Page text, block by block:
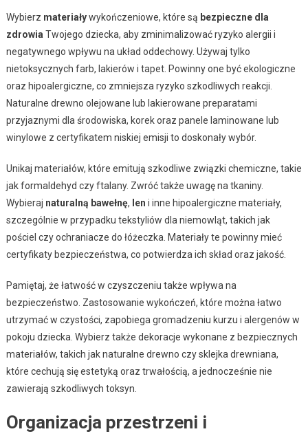
Wybierz materiaływykończeniowe, które są bezpieczne dla
zdrowia Twojego dziecka, aby zminimalizować ryzyko alergii i
negatywnego wpływu na układ oddechowy. Używaj tylko
nietoksycznych farb, lakierów i tapet. Powinny one być ekologiczne
oraz hipoalergiczne, co zmniejsza ryzyko szkodliwych reakcji.
Naturalne drewno olejowane lub lakierowane preparatami
przyjaznymi dla środowiska, korek oraz panele laminowane lub
winylowe z certyfikatem niskiej emisji to doskonały wybór.
Unikaj materiałów, które emitują szkodliwe związki chemiczne, takie
jak formaldehyd czy ftalany. Zwróć także uwagę na tkaniny.
Wybieraj naturalną bawełnę, len i inne hipoalergiczne materiały,
szczególnie w przypadku tekstyliów dla niemowląt, takich jak
pościel czy ochraniacze do łóżeczka. Materiały te powinny mieć
certyfikaty bezpieczeństwa, co potwierdza ich skład oraz jakość.
Pamiętaj, że łatwość w czyszczeniu także wpływa na
bezpieczeństwo. Zastosowanie wykończeń, które można łatwo
utrzymać w czystości, zapobiega gromadzeniu kurzu i alergenów w
pokoju dziecka. Wybierz także dekoracje wykonane z bezpiecznych
materiałów, takich jak naturalne drewno czy sklejka drewniana,
które cechują się estetyką oraz trwałością, a jednocześnie nie
zawierają szkodliwych toksyn.
Organizacja przestrzeni i